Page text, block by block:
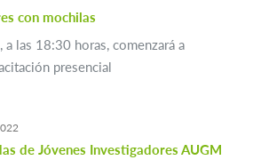
con mochilas
las 18:30 horas, comenzará a
presencial
de Jóvenes Investigadores AUGM